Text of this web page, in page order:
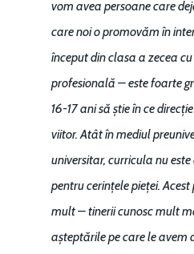
vom avea persoane care
care noi o promovăm în
început din clasa a zecea
profesională – este foarte
16-17 ani să știe în ce
viitor. Atât în mediul
universitar, curricula nu
pentru cerințele pieței.
mult – tinerii cunosc mult
așteptările pe care le avem